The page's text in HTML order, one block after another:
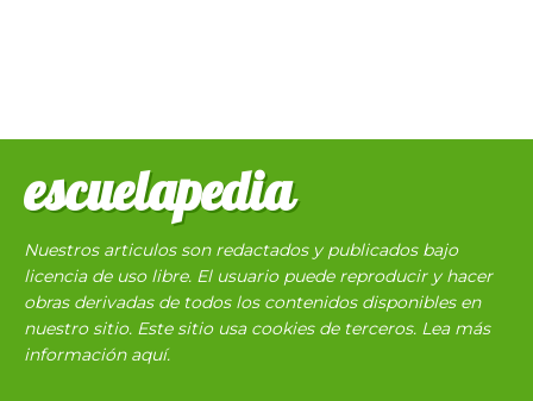
escuelapedia
Nuestros articulos son redactados y publicados bajo
licencia de uso libre. El usuario puede reproducir y hacer
obras derivadas de todos los contenidos disponibles en
nuestro sitio. Este sitio usa cookies de terceros. Lea más
información aquí.